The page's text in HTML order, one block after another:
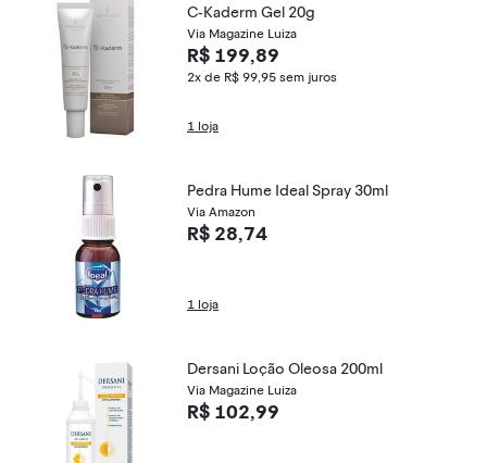
C-Kaderm Gel 20g
Via Magazine Luiza
R$ 199,89
2x de R$ 99,95 sem juros
1 loja
Pedra Hume Ideal Spray 30ml
Via Amazon
R$ 28,74
1 loja
Dersani Loção Oleosa 200ml
Via Magazine Luiza
R$ 102,99